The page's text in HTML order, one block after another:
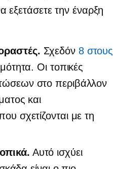
εξετάσετε την έναρξη
Σχεδόν 8 στους
Οι τοπικές
στο περιβάλλον
και
σχετίζονται με τη
Αυτό ισχύει